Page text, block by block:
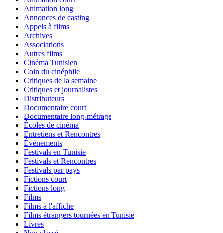
Animation long
Annonces de casting
Appels à films
Archives
Associations
Autres films
Cinéma Tunisien
Coin du cinéphile
Critiques de la semaine
Critiques et journalistes
Distributeurs
Documentaire court
Documentaire long-métrage
Écoles de cinéma
Entretiens et Rencontres
Événements
Festivals en Tunisie
Festivals et Rencontres
Festivals par pays
Fictions court
Fictions long
Films
Films à l'affiche
Films étrangers tournées en Tunisie
Livres